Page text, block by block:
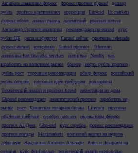
Amarkets аналитика форекс
форекс прогноз gbpusd
доллар
рубль
прогноз криптовалют коррекция Eur-usd
Ifc markets
форекс обзор
анализ рынка артемгелий
прогноз золота
Александр Горячев аналитика
рекомендации по eurusd
курс
рубля ЦБ
рипл и эфириум Eurusd сейчас
прогнозы teletrade
форекс eurusd
котировки Eurusd прогноз
Ethereum
аналитика fort financial services
политика Nordfx
как
заработать на валютном рынке
брокер
нефть рубль прогноз
рубль рост
торговые рекомендации обзор форекс
российский
рубль сегодня
торговые идеи трейдерам
доллариена
Технический анализ и прогноз ltcusd
инвестиции из дома
Gbpusd рекомендации
аналитический прогноз
заработать на
рынке
рост Чикагская товарная биржа Litecoin
еврозона
обучение трейдинг
серебро прогноз
индикаторы форекс
прогноз АНДеев
Gbp-usd курс серебра
форекс рекомендации
прогноз погоды
Maximarkets
волновой анализ на неделю
Эфириум
Владислав Антонов Альпари
Рипл и Эфириум на
сегодня
курс фунтдоллар технический анализ евродоллар